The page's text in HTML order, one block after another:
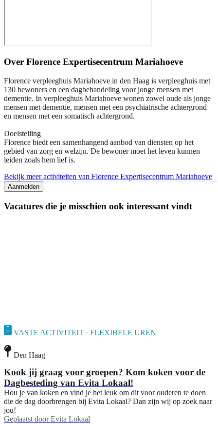
Over Florence Expertisecentrum Mariahoeve
Florence verpleeghuis Mariahoeve in den Haag is verpleeghuis met
130 bewoners en een dagbehandeling voor jonge mensen met
dementie. In verpleeghuis Mariahoeve wonen zowel oude als jonge
mensen met dementie, mensen met een psychiatrische achtergrond
en mensen met een somatisch achtergrond.
Doelstelling
Florence biedt een samenhangend aanbod van diensten op het
gebied van zorg en welzijn. De bewoner moet het leven kunnen
leiden zoals hem lief is.
Bekijk meer activiteiten van Florence Expertisecentrum Mariahoeve
Aanmelden
Vacatures die je misschien ook interessant vindt
VASTE ACTIVITEIT · FLEXIBELE UREN
Den Haag
Kook jij graag voor groepen? Kom koken voor de
Dagbesteding van Evita Lokaal!
Hou je van koken en vind je het leuk om dit voor ouderen te doen
die de dag doorbrengen bij Evita Lokaal? Dan zijn wij op zoek naar
jou!
Geplaatst door Evita Lokaal